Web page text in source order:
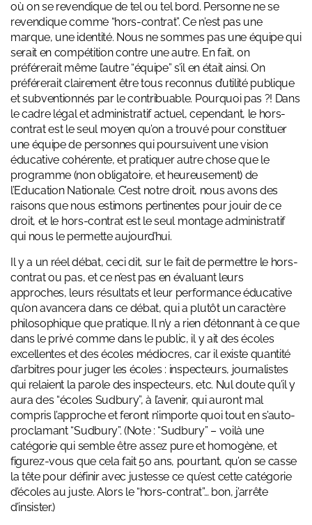
où on se revendique de tel ou tel bord. Personne ne se
revendique comme “hors-contrat”. Ce n’est pas une
marque, une identité. Nous ne sommes pas une équipe qui
serait en compétition contre une autre. En fait, on
préférerait même l’autre “équipe” s’il en était ainsi. On
préférerait clairement être tous reconnus d’utilité publique
et subventionnés par le contribuable. Pourquoi pas ?! Dans
le cadre légal et administratif actuel, cependant, le hors-
contrat est le seul moyen qu’on a trouvé pour constituer
une équipe de personnes qui poursuivent une vision
éducative cohérente, et pratiquer autre chose que le
programme (non obligatoire, et heureusement) de
l’Education Nationale. C’est notre droit, nous avons des
raisons que nous estimons pertinentes pour jouir de ce
droit, et le hors-contrat est le seul montage administratif
qui nous le permette aujourd’hui.
Il y a un réel débat, ceci dit, sur le fait de permettre le hors-
contrat ou pas, et ce n’est pas en évaluant leurs
approches, leurs résultats et leur performance éducative
qu’on avancera dans ce débat, qui a plutôt un caractère
philosophique que pratique. Il n’y a rien d’étonnant à ce que
dans le privé comme dans le public, il y ait des écoles
excellentes et des écoles médiocres, car il existe quantité
d’arbitres pour juger les écoles : inspecteurs, journalistes
qui relaient la parole des inspecteurs, etc. Nul doute qu’il y
aura des “écoles Sudbury”, à l’avenir, qui auront mal
compris l’approche et feront n’importe quoi tout en s’auto-
proclamant “Sudbury”. (Note : “Sudbury” – voilà une
catégorie qui semble être assez pure et homogène, et
figurez-vous que cela fait 50 ans, pourtant, qu’on se casse
la tête pour définir avec justesse ce qu’est cette catégorie
d’écoles au juste. Alors le “hors-contrat”… bon, j’arrête
d’insister.)